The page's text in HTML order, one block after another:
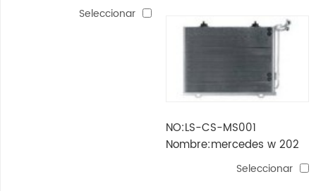
Seleccionar
NO:LS-CS-MS001
Nombre:mercedes w 202
Seleccionar